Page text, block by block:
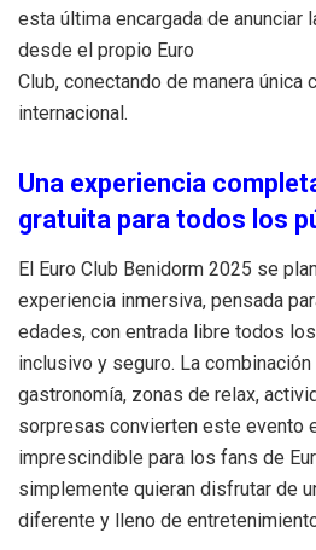
esta última encargada de anunciar
desde el propio Euro
Club, conectando de manera única
internacional.
Una experiencia
gratuita para todos los
El Euro Club Benidorm 2025 se
experiencia inmersiva, pensada
edades, con entrada libre todos
inclusivo y seguro. La
gastronomía, zonas de relax,
sorpresas convierten este evento
imprescindible para los fans de
simplemente quieran disfrutar de
diferente y lleno de